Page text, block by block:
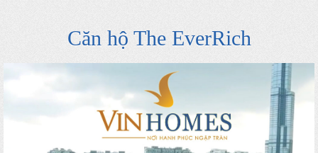
Căn hộ The EverRich